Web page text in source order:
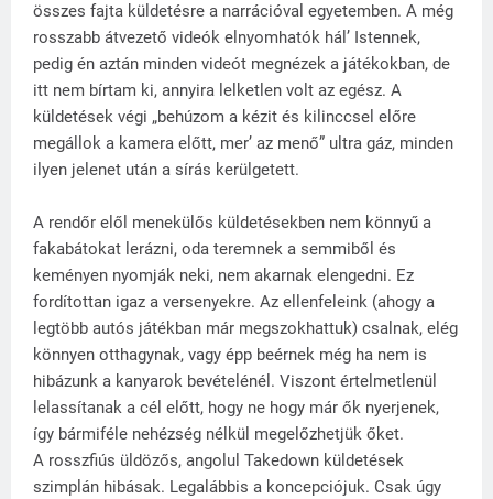
összes fajta küldetésre a narrációval egyetemben. A még
rosszabb átvezető videók elnyomhatók hál’ Istennek,
pedig én aztán minden videót megnézek a játékokban, de
itt nem bírtam ki, annyira lelketlen volt az egész. A
küldetések végi „behúzom a kézit és kilinccsel előre
megállok a kamera előtt, mer’ az menő” ultra gáz, minden
ilyen jelenet után a sírás kerülgetett.
A rendőr elől menekülős küldetésekben nem könnyű a
fakabátokat lerázni, oda teremnek a semmiből és
keményen nyomják neki, nem akarnak elengedni. Ez
fordítottan igaz a versenyekre. Az ellenfeleink (ahogy a
legtöbb autós játékban már megszokhattuk) csalnak, elég
könnyen otthagynak, vagy épp beérnek még ha nem is
hibázunk a kanyarok bevételénél. Viszont értelmetlenül
lelassítanak a cél előtt, hogy ne hogy már ők nyerjenek,
így bármiféle nehézség nélkül megelőzhetjük őket.
A rosszfiús üldözős, angolul Takedown küldetések
szimplán hibásak. Legalábbis a koncepciójuk. Csak úgy